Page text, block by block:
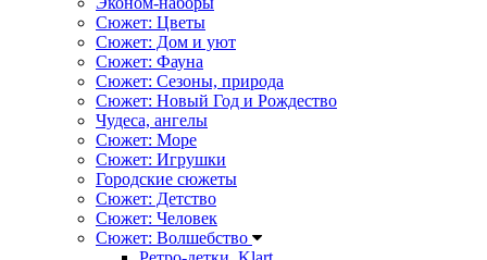
Сюжет: Цветы
Сюжет: Дом и уют
Сюжет: Фауна
Сюжет: Сезоны, природа
Сюжет: Новый Год и Рождество
Чудеса, ангелы
Сюжет: Море
Сюжет: Игрушки
Городские сюжеты
Сюжет: Детство
Сюжет: Человек
Сюжет: Волшебство